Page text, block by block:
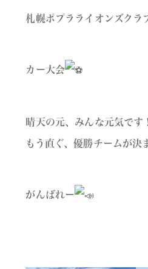
札幌ポプラライオンズク
カー大会
晴天の元、みんな元気です
もう直ぐ、優勝チームが決
がんばれー